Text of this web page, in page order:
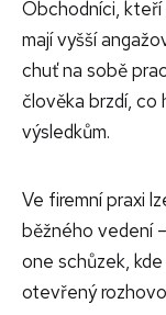
Obchodníci, kteří
mají vyšší
chuť na sobě
člověka brzdí, co
výsledkům.
Ve firemní praxi
běžného vedení
one schůzek,
otevřený